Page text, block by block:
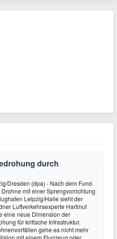
durch
Dresden (dpa) - Nach dem Fund
mit einer Sprengvorrichtung
Leipzig/Halle sieht der
Luftverkehrsexperte Hartmut
eine neue Dimension der
für kritische Infrastruktur.
gehe es nicht mehr
mit einem Flugzeug oder